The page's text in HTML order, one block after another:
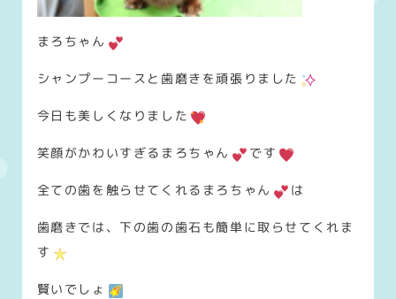
まろちゃん
シャンプーコースと歯磨きを頑張りました
今日も美しくなりました
笑顔がかわいすぎるまろちゃん です
全ての歯を触らせてくれるまろちゃん は
歯磨きでは、下の歯の歯石も簡単に取らせてくれま
す
賢いでしょ